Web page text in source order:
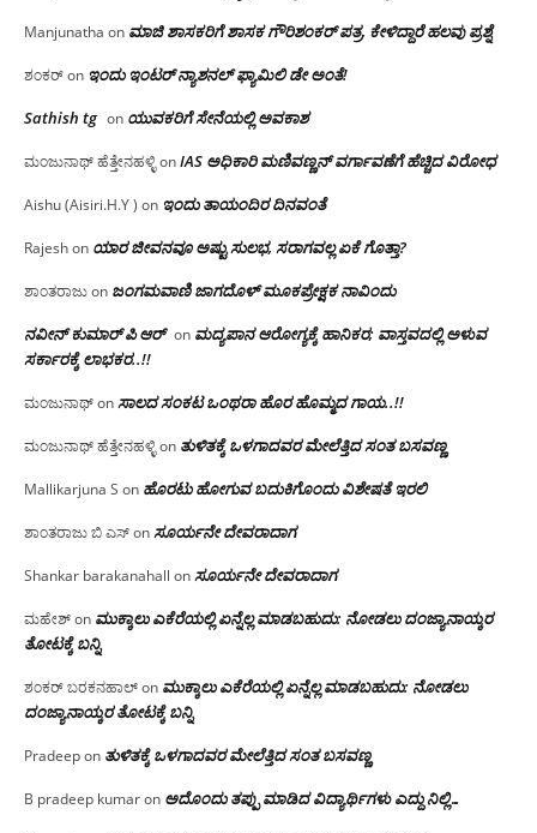
Manjunatha on ಮಾಜಿ ಶಾಸಕರಿಗೆ ಶಾಸಕ ಗೌರಿಶಂಕರ್ ಪತ್ರ, ಕೇಳಿದ್ದಾರೆ ಹಲವು ಪ್ರಶ್ನೆ
ಶಂಕರ್on ಇಂದು ಇಂಟರ್ ನ್ಯಾಶನಲ್ ಫ್ಯಾಮಿಲಿ ಡೇ ಅಂತೆ!
Sathish tg on ಯುವಕರಿಗೆ ಸೇನೆಯಲ್ಲಿ ಅವಕಾಶ
ಮಂಜುನಾಥ್ ಹೆತ್ತೇನಹಳ್ಳಿonIAS ಅಧಿಕಾರಿ ಮಣಿವಣ್ಣನ್ ವರ್ಗಾವಣೆಗೆ ಹೆಚ್ಚಿದ‌ ವಿರೋಧ
Aishu (Aisiri.H.Y ) on ಇಂದು ತಾಯಂದಿರ ದಿನವಂತೆ
Rajeshon ಯಾರ ಜೀವನವೂ ಅಷ್ಟು ಸುಲಭ, ಸರಾಗವಲ್ಲ ಏಕೆ ಗೊತ್ತಾ?
ಶಾಂತರಾಜುon ಜಂಗಮವಾಣಿ ಜಾಗದೊಳ್ ಮೂಕಪ್ರೇಕ್ಷಕ ನಾವಿಂದು
ನವೀನ್ ಕುಮಾರ್ ಪಿ ಆರ್ on ಮದ್ಯಪಾನ ಆರೋಗ್ಯಕ್ಕೆ ಹಾನಿಕರ; ವಾಸ್ತವದಲ್ಲಿ ಅಳುವ
ಸರ್ಕಾರಕ್ಕೆ ಲಾಭಕರ..!!
ಮಂಜುನಾಥ್onಸಾಲದ ಸಂಕಟ ಒಂಥರಾ ಹೊರ ಹೊಮ್ಮದ ಗಾಯ..!!
ಮಂಜುನಾಥ್ ಹೆತ್ತೇನಹಳ್ಳಿon ತುಳಿತಕ್ಕೆ ಒಳಗಾದವರ ಮೇಲೆತ್ತಿದ ಸಂತ ಬಸವಣ್ಣ
Mallikarjuna S on ಹೊರಟು ಹೋಗುವ ಬದುಕಿಗೊಂದು ವಿಶೇಷತೆ ಇರಲಿ
ಶಾಂತರಾಜು ಬಿ ಎಸ್onಸೂರ್ಯನೇ ದೇವರಾದಾಗ
Shankar barakanahall onಸೂರ್ಯನೇ ದೇವರಾದಾಗ
ಮಹೇಶ್on ಮುಕ್ಕಾಲು ಎಕೆರೆಯಲ್ಲಿ ಏನ್ನೆಲ್ಲ‌ ಮಾಡಬಹುದು: ನೋಡಲು ದಂಜ್ಯಾನಾಯ್ಕರ
ತೋಟಕ್ಕೆ ಬನ್ನಿ
ಶಂಕರ್ ಬರಕನಹಾಲ್on ಮುಕ್ಕಾಲು ಎಕೆರೆಯಲ್ಲಿ ಏನ್ನೆಲ್ಲ‌ ಮಾಡಬಹುದು: ನೋಡಲು
ದಂಜ್ಯಾನಾಯ್ಕರ ತೋಟಕ್ಕೆ ಬನ್ನಿ
Pradeepon ತುಳಿತಕ್ಕೆ ಒಳಗಾದವರ ಮೇಲೆತ್ತಿದ ಸಂತ ಬಸವಣ್ಣ
B pradeep kumaron ಅದೊಂದು ತಪ್ಪು ಮಾಡಿದ ವಿದ್ಯಾರ್ಥಿಗಳು ಎದ್ದು ನಿಲ್ಲಿ…